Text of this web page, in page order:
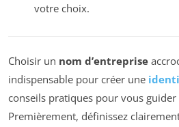
votre choix.
Choisir un nom d’entreprise
indispensable pour créer une
conseils pratiques pour vous guider
Premièrement, définissez